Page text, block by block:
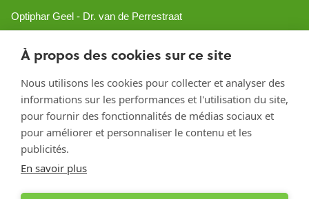
À propos des cookies sur ce site
Nous utilisons les cookies pour collecter et analyser des
informations sur les performances et l'utilisation du site,
pour fournir des fonctionnalités de médias sociaux et
pour améliorer et personnaliser le contenu et les
publicités.
En savoir plus
Optiphar Geel - Dr. van de Perrestraat
Optiphar Mol
Créé avec Shopware